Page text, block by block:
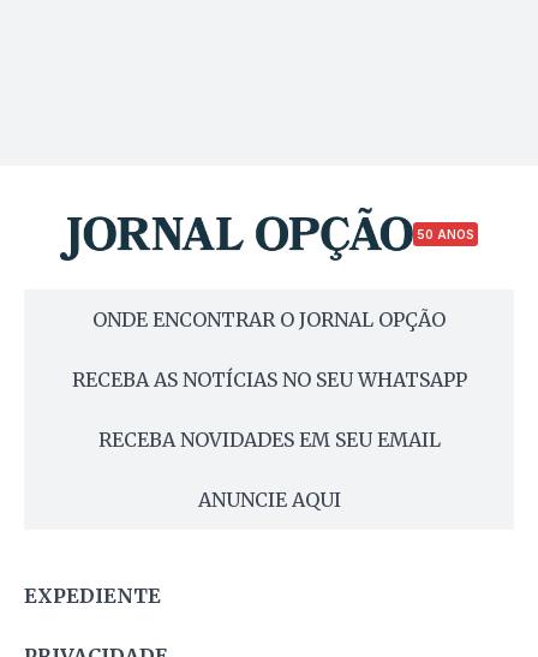
50 ANOS
ONDE ENCONTRAR O JORNAL OPÇÃO
RECEBA AS NOTÍCIAS NO SEU WHATSAPP
RECEBA NOVIDADES EM SEU EMAIL
ANUNCIE AQUI
EXPEDIENTE